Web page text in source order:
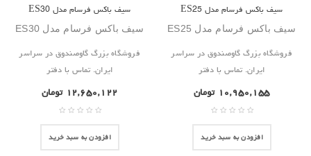
سیف باکس فرسام مدل ES25
سیف باکس فرسام مدل ES25
فروشگاه بزرگ گاوصندوق در سراسر
ایران. تماس با دفتر
۱۰,۹۵۰,۱۵۵ تومان
افزودن به سبد خرید
سیف باکس فرسام مدل ES30
سیف باکس فرسام مدل ES30
فروشگاه بزرگ گاوصندوق در سراسر
ایران. تماس با دفتر
۱۲,۶۵۰,۱۲۲ تومان
افزودن به سبد خرید